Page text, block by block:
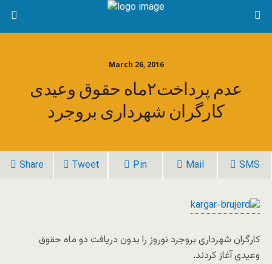
March 26, 2016
عدم پرداخت۲ماه حقوق وعیدی
کارگران شهرداری بروجرد
Share Tweet Pin Mail SMS
کارگران شهرداری بروجرد نوروز را بدون دریافت دو ماه حقوق
وعیدی آغاز کردند.